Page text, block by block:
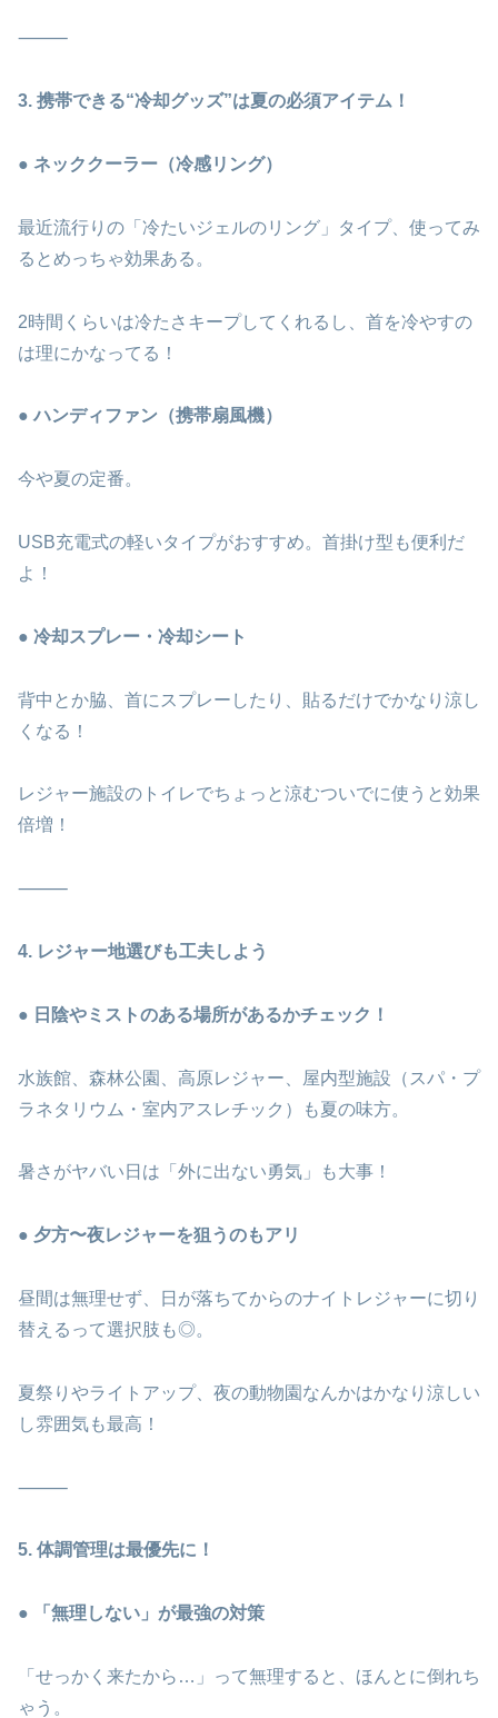
⸻
3. 携帯できる“冷却グッズ”は夏の必須アイテム！
● ネッククーラー（冷感リング）
最近流行りの「冷たいジェルのリング」タイプ、使ってみ
るとめっちゃ効果ある。
2時間くらいは冷たさキープしてくれるし、首を冷やすの
は理にかなってる！
● ハンディファン（携帯扇風機）
今や夏の定番。
USB充電式の軽いタイプがおすすめ。首掛け型も便利だ
よ！
● 冷却スプレー・冷却シート
背中とか脇、首にスプレーしたり、貼るだけでかなり涼し
くなる！
レジャー施設のトイレでちょっと涼むついでに使うと効果
倍増！
⸻
4. レジャー地選びも工夫しよう
● 日陰やミストのある場所があるかチェック！
水族館、森林公園、高原レジャー、屋内型施設（スパ・プ
ラネタリウム・室内アスレチック）も夏の味方。
暑さがヤバい日は「外に出ない勇気」も大事！
● 夕方〜夜レジャーを狙うのもアリ
昼間は無理せず、日が落ちてからのナイトレジャーに切り
替えるって選択肢も◎。
夏祭りやライトアップ、夜の動物園なんかはかなり涼しい
し雰囲気も最高！
⸻
5. 体調管理は最優先に！
● 「無理しない」が最強の対策
「せっかく来たから…」って無理すると、ほんとに倒れち
ゃう。